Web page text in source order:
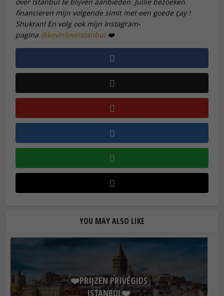
financieren mijn volgende simitmet een goede çay!
Shukran! En volg ook mijn Instagram-
pagina @kevinloveistanbul❤️
YOU MAY ALSO LIKE
❤️PRIJZEN PRIVÉGIDS
ISTANBUL❤️